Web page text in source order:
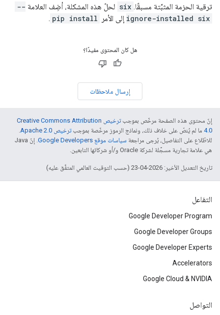
ترقية الحزمة المثبَّتة مسبقًا. six لحلّ هذه المشكلة، أضِف العلامة --
ignore-installed six إلى الأمر pip install
.
هل كان المحتوى مفيدًا؟
إرسال ملاحظات
إنّ محتوى هذه الصفحة مرخّص بموجب
ترخيص Creative Commons Attribution
4.0‏ ما لم يُنصّ على خلاف ذلك، ونماذج الرموز مرخّصة بموجبترخيص Apache 2.0‏
.
للاطّلاع على التفاصيل، يُرجى مراجعة سياسات موقع Google Developers‏
. إنّ Java
هي علامة تجارية مسجَّلة لشركة Oracle و/أو شركائها التابعين.
تاريخ التعديل الأخير: 2026-04-23 (حسب التوقيت العالمي المتفَّق عليه)
التفاعل
Google Developer Program
Google Developer Groups
Google Developer Experts
Accelerators
Google Cloud & NVIDIA
التواصل